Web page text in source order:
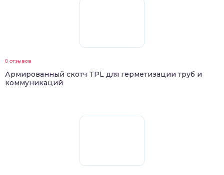
0 отзывов
Армированный скотч TPL для герметизации труб и
коммуникаций